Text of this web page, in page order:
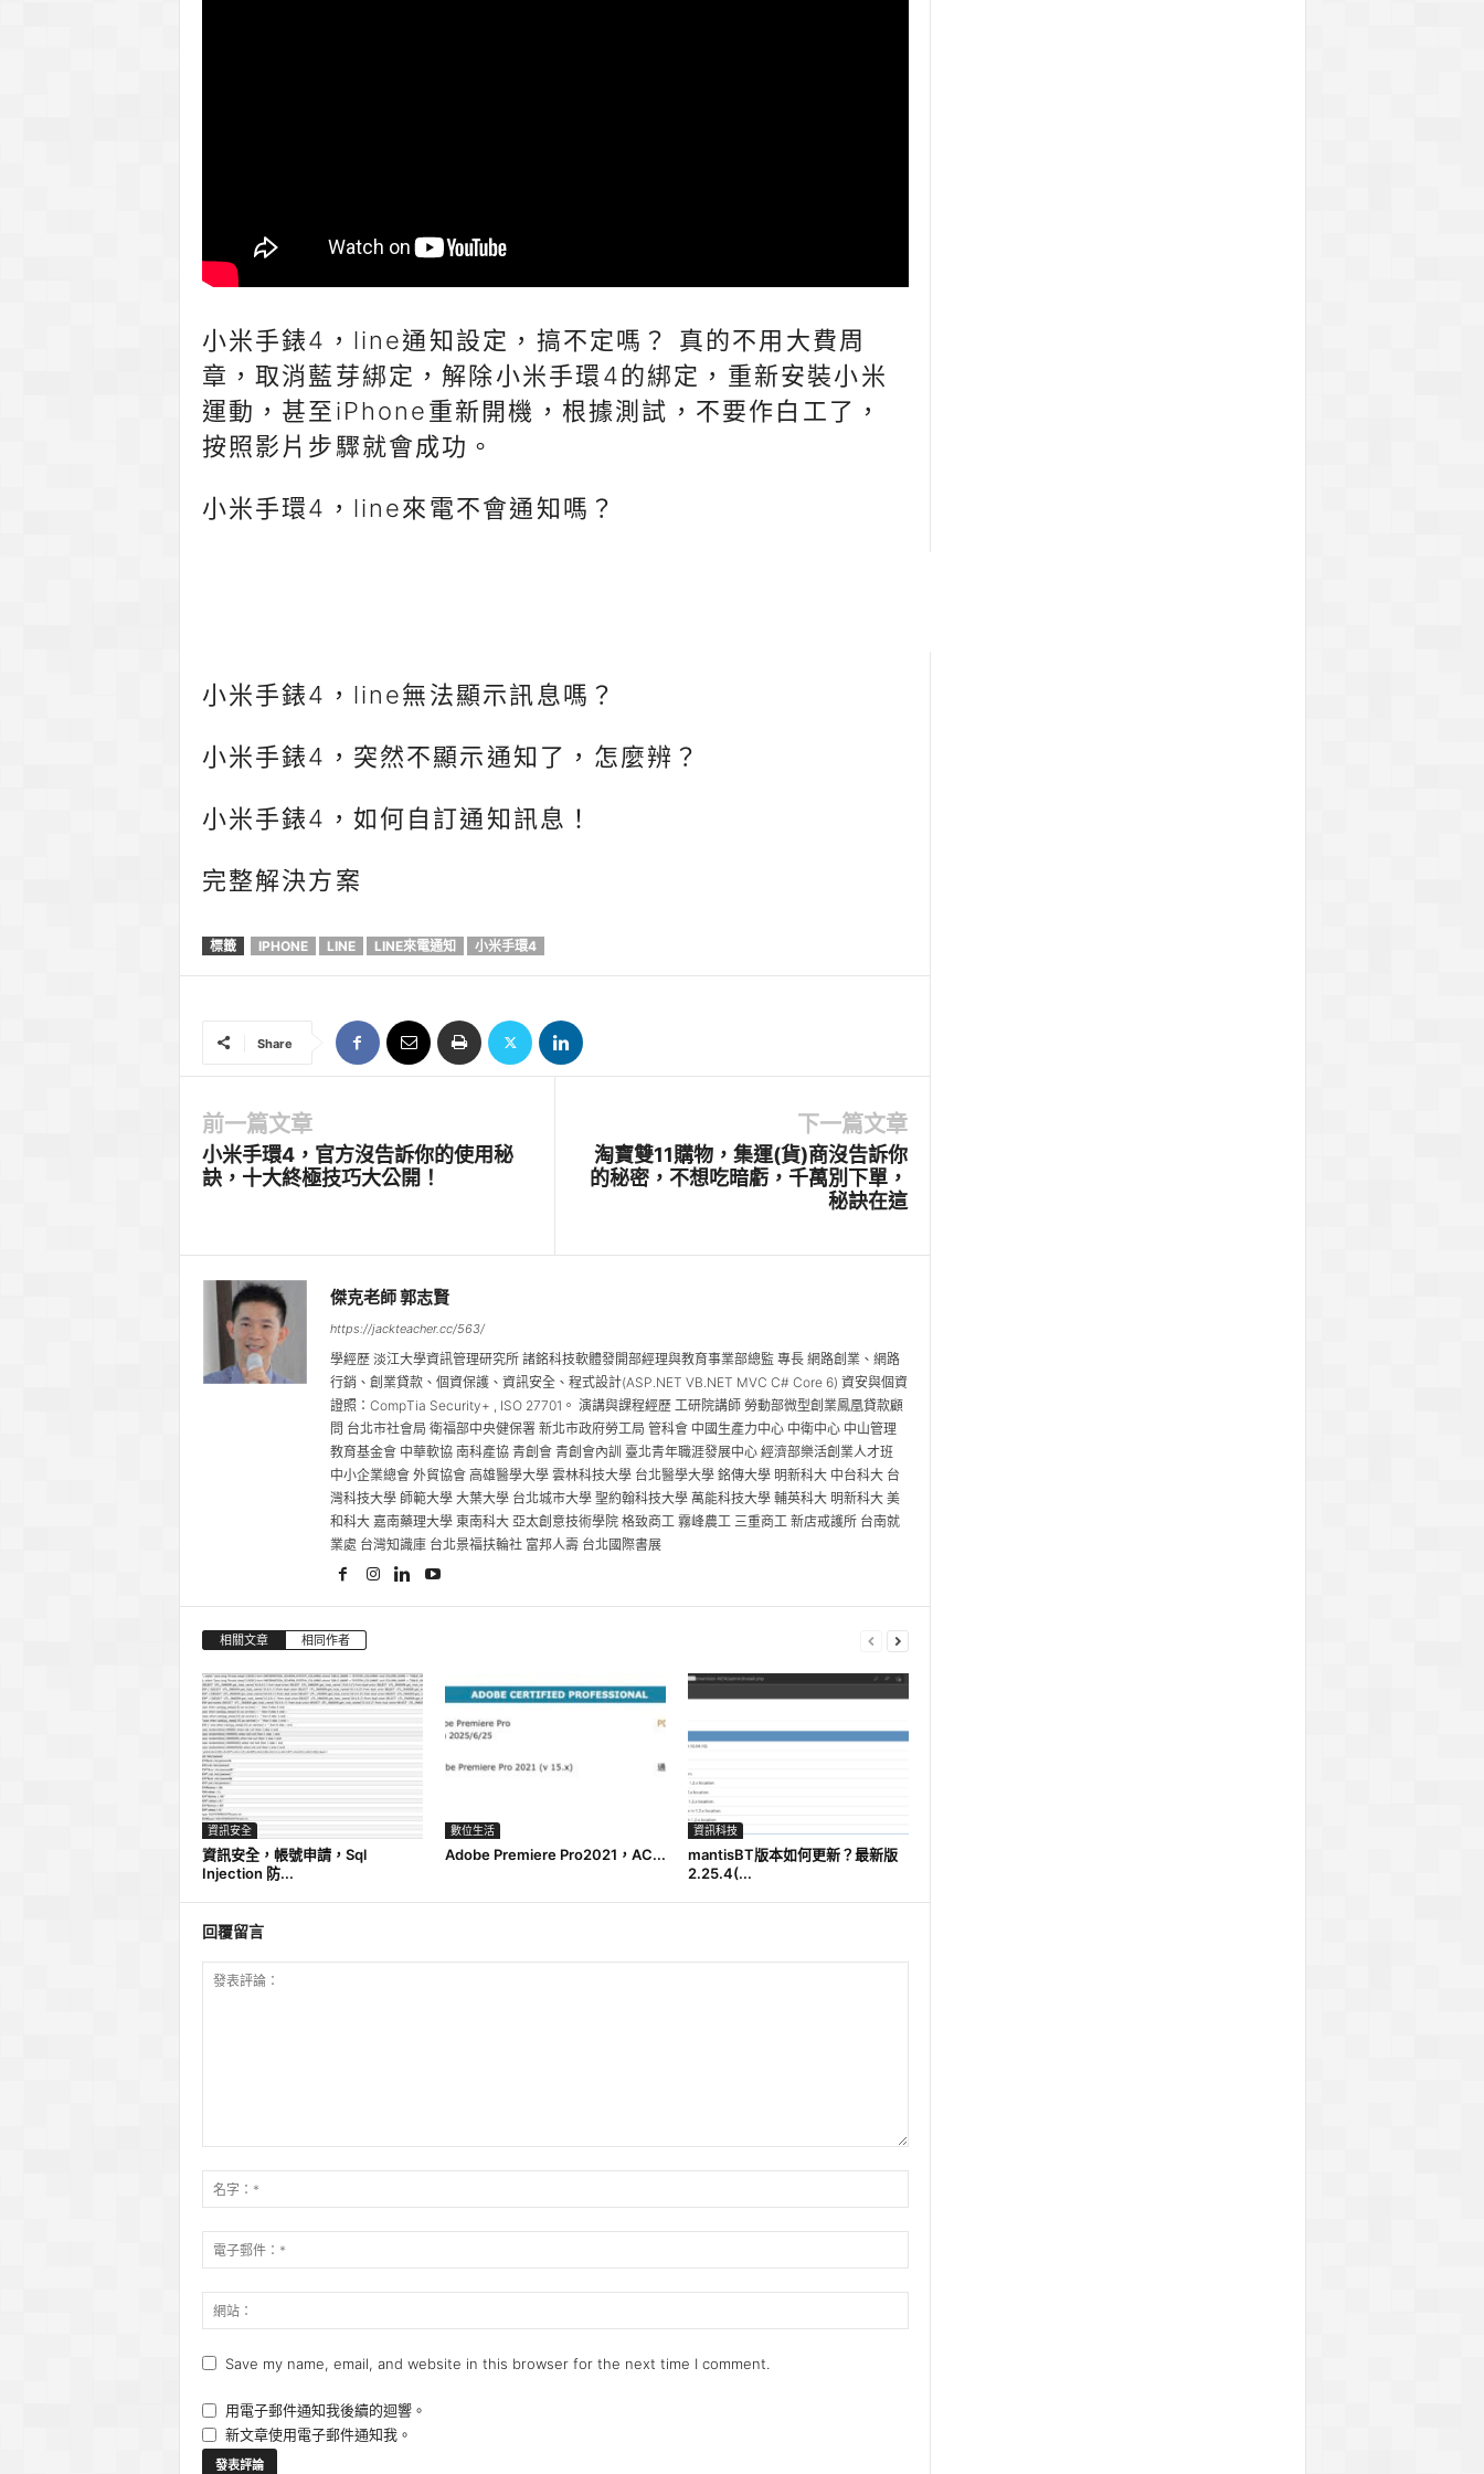
小米手錶4，line通知設定，搞不定嗎？ 真的不用大費周
章，取消藍芽綁定，解除小米手環4的綁定，重新安裝小米
運動，甚至iPhone重新開機，根據測試，不要作白工了，
按照影片步驟就會成功。
小米手環4，line來電不會通知嗎？
小米手錶4，line無法顯示訊息嗎？
小米手錶4，突然不顯示通知了，怎麼辨？
小米手錶4，如何自訂通知訊息！
完整解決方案
標籤 IPHONE LINE LINE來電通知 小米手環4
Share
前一篇文章
小米手環4，官方沒告訴你的使用秘
訣，十大終極技巧大公開！
下一篇文章
淘寶雙11購物，集運(貨)商沒告訴你
的秘密，不想吃暗虧，千萬別下單，
秘訣在這
傑克老師 郭志賢
https://jackteacher.cc/563/
學經歷 淡江大學資訊管理研究所 諸銘科技軟體發開部經理與教育事業部總監 專長 網路創業、網路
行銷、創業貸款、個資保護、資訊安全、程式設計(ASP.NET VB.NET MVC C# Core 6) 資安與個資
證照：CompTia Security+ , ISO 27701。 演講與課程經歷 工研院講師 勞動部微型創業鳳凰貸款顧
問 台北市社會局 衛福部中央健保署 新北市政府勞工局 管科會 中國生產力中心 中衛中心 中山管理
教育基金會 中華軟協 南科產協 青創會 青創會內訓 臺北青年職涯發展中心 經濟部樂活創業人才班
中小企業總會 外貿協會 高雄醫學大學 雲林科技大學 台北醫學大學 銘傳大學 明新科大 中台科大 台
灣科技大學 師範大學 大葉大學 台北城市大學 聖約翰科技大學 萬能科技大學 輔英科大 明新科大 美
和科大 嘉南藥理大學 東南科大 亞太創意技術學院 格致商工 霧峰農工 三重商工 新店戒護所 台南就
業處 台灣知識庫 台北景福扶輪社 富邦人壽 台北國際書展
相關文章 相同作者
資訊安全
資訊安全，帳號申請，Sql
Injection 防...
數位生活
Adobe Premiere Pro2021，AC...
資訊科技
mantisBT版本如何更新？最新版
2.25.4(...
回覆留言
Save my name, email, and website in this browser for the next time I comment.
用電子郵件通知我後續的迴響。
新文章使用電子郵件通知我。